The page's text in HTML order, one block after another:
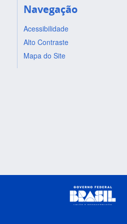
Navegação
Acessibilidade
Alto Contraste
Mapa do Site